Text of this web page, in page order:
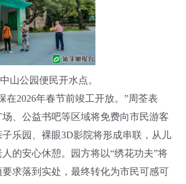
中山公园便民开水点。
2026年春节前竣工开放。”周荃表
、公益书吧等区域将免费向市民游客
乐园、裸眼3D影院将形成串联，从儿
的安心休憩。园方将以“绣花功夫”将
求落到实处，最终转化为市民可感可